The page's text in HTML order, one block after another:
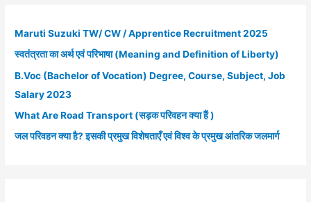
h
f
o
r
:
Maruti Suzuki TW/ CW / Apprentice Recruitment 2025
स्वतंत्रता का अर्थ एवं परिभाषा (Meaning and Definition of Liberty)
B.Voc (Bachelor of Vocation) Degree, Course, Subject, Job
Salary 2023
What Are Road Transport (सड़क परिवहन क्या हैं )
जल परिवहन क्या है? इसकी प्रमुख विशेषताएँ एवं विश्व के प्रमुख आंतरिक जलमार्ग